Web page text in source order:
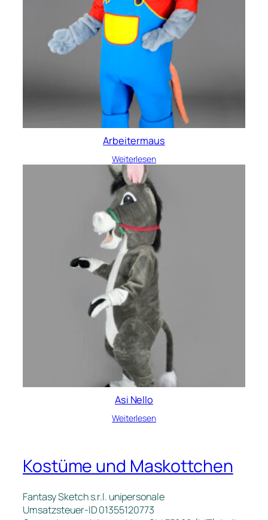
Arbeitermaus
Weiterlesen
Asi Nello
Weiterlesen
Kostüme und Maskottchen
Fantasy Sketch s.r.l. unipersonale
Umsatzsteuer-ID 01355120773